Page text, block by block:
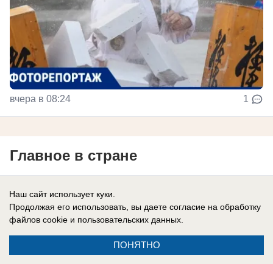
вчера в 08:24 1
Главное в стране
В России
«Россию? На слабо?»: почему
Зеленскому лицензии на ракеты для
Наш сайт использует куки.
Продолжая его использовать, вы даете согласие на обработку
файлов cookie и пользовательских данных.
ПОНЯТНО